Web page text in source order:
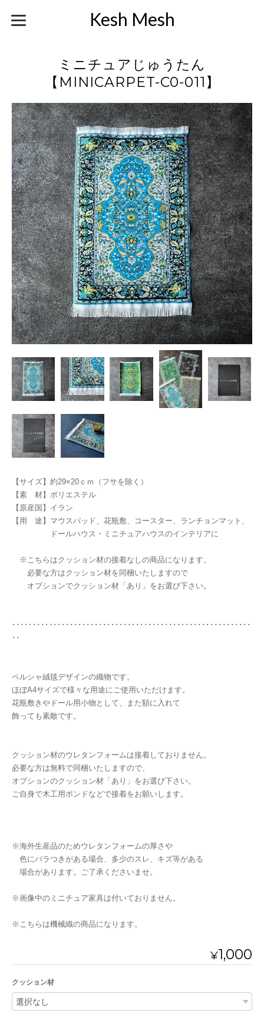
Kesh Mesh
ミニチュアじゅうたん
【MINICARPET-C0-011】
【サイズ】約29×20ｃｍ（フサを除く）
【素 材】ポリエステル
【原産国】イラン
【用 途】マウスパッド、花瓶敷、コースター、ランチョンマット、
ドールハウス・ミニチュアハウスのインテリアに
※こちらはクッション材の接着なしの商品になります。
必要な方はクッション材を同梱いたしますので
オプションでクッション材「あり」をお選び下さい。
･･････････････････････････････････････････････････････････
･･
ペルシャ絨毯デザインの織物です。
ほぼA4サイズで様々な用途にご使用いただけます。
花瓶敷きやドール用小物として、また額に入れて
飾っても素敵です。
クッション材のウレタンフォームは接着しておりません。
必要な方は無料で同梱いたしますので、
オプションのクッション材「あり」をお選び下さい。
ご自身で木工用ボンドなどで接着をお願いします。
※海外生産品のためウレタンフォームの厚さや
色にバラつきがある場合、多少のスレ、キズ等がある
場合があります。ご了承くださいませ。
※画像中のミニチュア家具は付いておりません。
※こちらは機械織の商品になります。
¥1,000
クッション材